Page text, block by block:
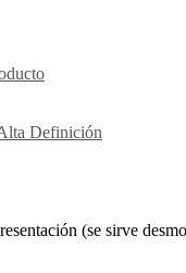
Definición
(se sirve